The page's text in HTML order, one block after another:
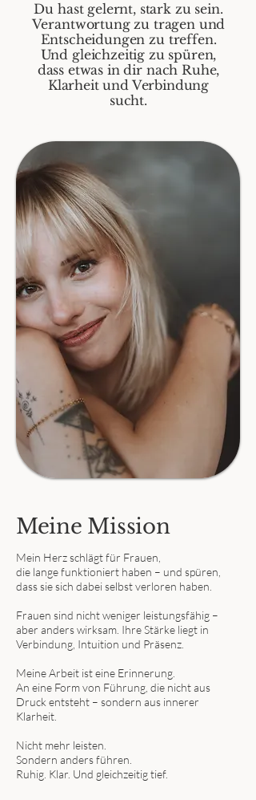
Du hast gelernt, stark zu sein.
Verantwortung zu tragen und
Entscheidungen zu treffen.
Und gleichzeitig zu spüren,
dass etwas in dir nach Ruhe,
Klarheit und Verbindung
sucht.
Meine Mission
Mein Herz schlägt für Frauen,
die lange funktioniert haben – und spüren,
dass sie sich dabei selbst verloren haben.
Frauen sind nicht weniger leistungsfähig –
aber anders wirksam. Ihre Stärke liegt in
Verbindung, Intuition und Präsenz.
Meine Arbeit ist eine Erinnerung.
An eine Form von Führung, die nicht aus
Druck entsteht – sondern aus innerer
Klarheit.
Nicht mehr leisten.
Sondern anders führen.
Ruhig. Klar. Und gleichzeitig tief.